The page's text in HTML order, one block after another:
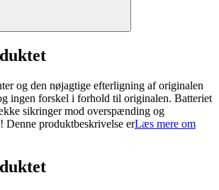
og den nøjagtige efterligning af originalen
ingen forskel i forhold til originalen. Batteriet
sikringer mod overspænding og
Denne produktbeskrivelse erLæs mere om